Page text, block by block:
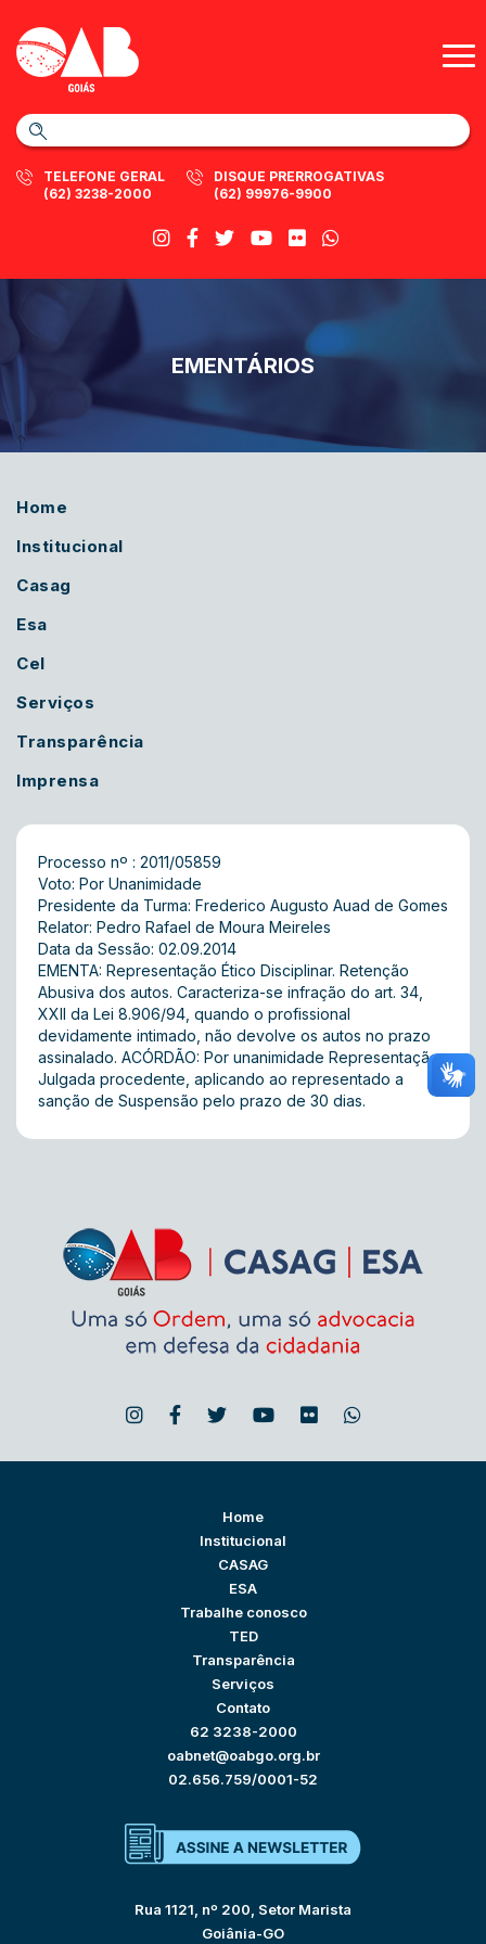
TELEFONE GERAL
(62) 3238-2000
DISQUE PRERROGATIVAS
(62) 99976-9900
EMENTÁRIOS
Home
Institucional
Casag
Esa
Cel
Serviços
Transparência
Imprensa
Processo nº : 2011/05859
Voto: Por Unanimidade
Presidente da Turma: Frederico Augusto Auad de Gomes
Relator: Pedro Rafael de Moura Meireles
Data da Sessão: 02.09.2014
EMENTA: Representação Ético Disciplinar. Retenção
Abusiva dos autos. Caracteriza-se infração do art. 34,
XXII da Lei 8.906/94, quando o profissional
devidamente intimado, não devolve os autos no prazo
assinalado. ACÓRDÃO: Por unanimidade Representação
Julgada procedente, aplicando ao representado a
sanção de Suspensão pelo prazo de 30 dias.
Home
Institucional
CASAG
ESA
Trabalhe conosco
TED
Transparência
Serviços
Contato
62 3238-2000
oabnet@oabgo.org.br
02.656.759/0001-52
Rua 1121, nº 200, Setor Marista
Goiânia-GO